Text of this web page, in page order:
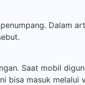
Dalam
Saat mobil
bisa masuk melalui